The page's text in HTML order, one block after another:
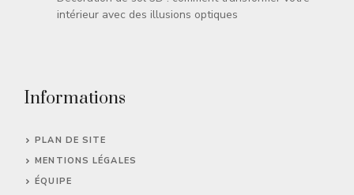
intérieur avec des illusions optiques
Informations
PLAN DE SITE
MENTIONS LÉGALES
ÉQUIPE